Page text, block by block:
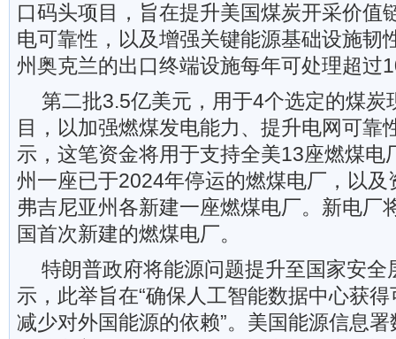
口码头项目，旨在提升美国煤炭开采价值
电可靠性，以及增强关键能源基础设施韧
州奥克兰的出口终端设施每年可处理超过
第二批3.5亿美元，用于4个选定的煤炭
目，以加强燃煤发电能力、提升电网可靠
示，这笔资金将用于支持全美13座燃煤电
州一座已于2024年停运的燃煤电厂，以
弗吉尼亚州各新建一座燃煤电厂。新电厂
国首次新建的燃煤电厂。
特朗普政府将能源问题提升至国家安全
示，此举旨在“确保人工智能数据中心获
减少对外国能源的依赖”。美国能源信息